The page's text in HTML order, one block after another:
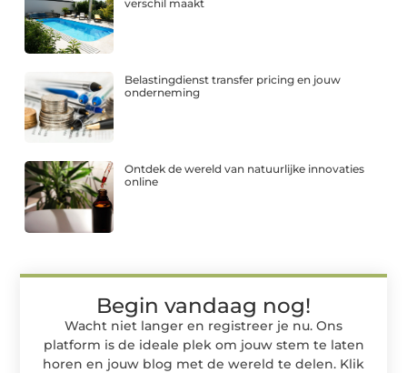
verschil maakt
Belastingdienst transfer pricing en jouw
onderneming
Ontdek de wereld van natuurlijke innovaties
online
Begin vandaag nog!
Wacht niet langer en registreer je nu. Ons
platform is de ideale plek om jouw stem te laten
horen en jouw blog met de wereld te delen. Klik